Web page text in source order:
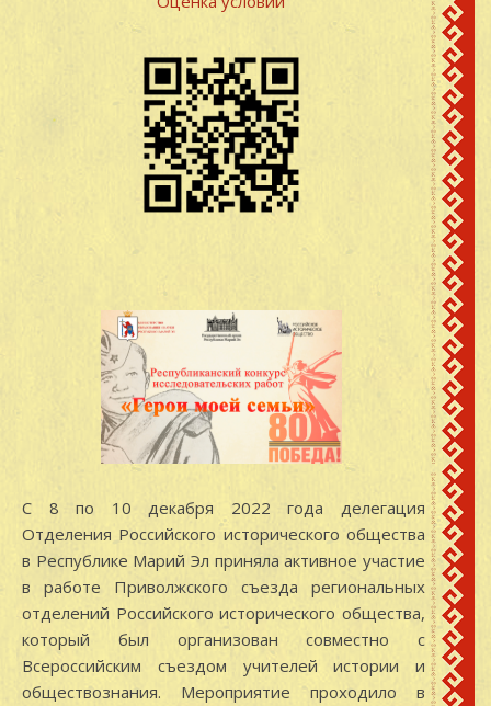
С 8 по 10 декабря 2022 года делегация
Отделения Российского исторического общества
в Республике Марий Эл приняла активное участие
в работе Приволжского съезда региональных
отделений Российского исторического общества,
который был организован совместно с
Всероссийским съездом учителей истории и
обществознания. Мероприятие проходило в